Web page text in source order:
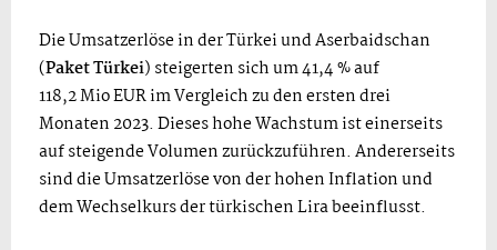
Die Umsatzerlöse in der Türkei und Aserbaidschan
(Paket Türkei) steigerten sich um 41,4 % auf
118,2 Mio EUR im Vergleich zu den ersten drei
Monaten 2023. Dieses hohe Wachstum ist einerseits
auf steigende Volumen zurückzuführen. Andererseits
sind die Umsatzerlöse von der hohen Inflation und
dem Wechselkurs der türkischen Lira beeinflusst.